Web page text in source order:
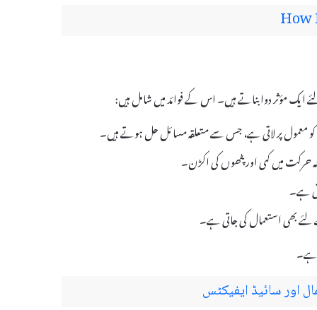
How
سطح کو معمول پر لاتی ہے، جس سے متعلقہ مسائل حل ہوتے ہیں۔
حرکت میں کمی اور پٹھوں کی اکڑن۔
ہے۔
بھی استعمال کی جاتی ہے۔